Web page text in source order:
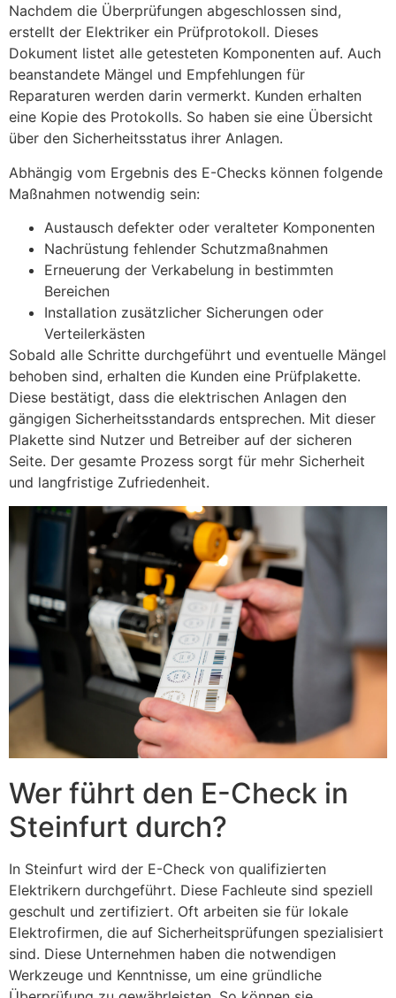
Nachdem die Überprüfungen abgeschlossen sind,
erstellt der Elektriker ein Prüfprotokoll. Dieses
Dokument listet alle getesteten Komponenten auf. Auch
beanstandete Mängel und Empfehlungen für
Reparaturen werden darin vermerkt. Kunden erhalten
eine Kopie des Protokolls. So haben sie eine Übersicht
über den Sicherheitsstatus ihrer Anlagen.
Abhängig vom Ergebnis des E-Checks können folgende
Maßnahmen notwendig sein:
Austausch defekter oder veralteter Komponenten
Nachrüstung fehlender Schutzmaßnahmen
Erneuerung der Verkabelung in bestimmten
Bereichen
Installation zusätzlicher Sicherungen oder
Verteilerkästen
Sobald alle Schritte durchgeführt und eventuelle Mängel
behoben sind, erhalten die Kunden eine Prüfplakette.
Diese bestätigt, dass die elektrischen Anlagen den
gängigen Sicherheitsstandards entsprechen. Mit dieser
Plakette sind Nutzer und Betreiber auf der sicheren
Seite. Der gesamte Prozess sorgt für mehr Sicherheit
und langfristige Zufriedenheit.
Wer führt den E-Check in
Steinfurt durch?
In Steinfurt wird der E-Check von qualifizierten
Elektrikern durchgeführt. Diese Fachleute sind speziell
geschult und zertifiziert. Oft arbeiten sie für lokale
Elektrofirmen, die auf Sicherheitsprüfungen spezialisiert
sind. Diese Unternehmen haben die notwendigen
Werkzeuge und Kenntnisse, um eine gründliche